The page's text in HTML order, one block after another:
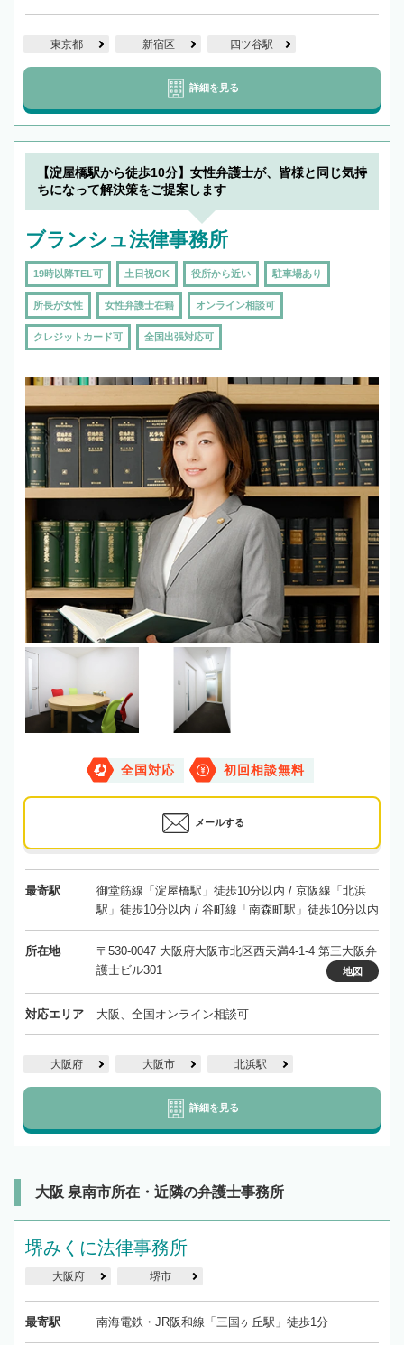
東京都 新宿区 四ツ谷駅
詳細を見る
【淀屋橋駅から徒歩10分】女性弁護士が、皆様と同じ気持
ちになって解決策をご提案します
ブランシュ法律事務所
19時以降TEL可 土日祝OK 役所から近い 駐車場あり
所長が女性 女性弁護士在籍 オンライン相談可
クレジットカード可 全国出張対応可
全国対応 初回相談無料
メールする
最寄駅
御堂筋線「淀屋橋駅」徒歩10分以内 / 京阪線「北浜
駅」徒歩10分以内 / 谷町線「南森町駅」徒歩10分以内
所在地
〒530-0047 大阪府大阪市北区西天満4-1-4 第三大阪弁
護士ビル301
地図
対応エリア 大阪、全国オンライン相談可
大阪府 大阪市 北浜駅
詳細を見る
大阪 泉南市所在・近隣の弁護士事務所
堺みくに法律事務所
大阪府 堺市
最寄駅 南海電鉄・JR阪和線「三国ヶ丘駅」徒歩1分